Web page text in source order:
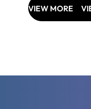
VIEW MORE VIEW